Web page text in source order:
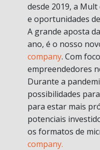
desde 2019, a
e oportunidades
A grande aposta
ano, é o nosso
company. Com
empreendedores
Durante a
possibilidades
para estar mais
potenciais
os formatos de
company.